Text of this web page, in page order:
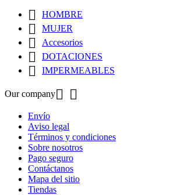

HOMBRE
 MUJER
 Accesorios
 DOTACIONES
 IMPERMEABLES
Our company 
Envío
Aviso legal
Términos y condiciones
Sobre nosotros
Pago seguro
Contáctanos
Mapa del sitio
Tiendas